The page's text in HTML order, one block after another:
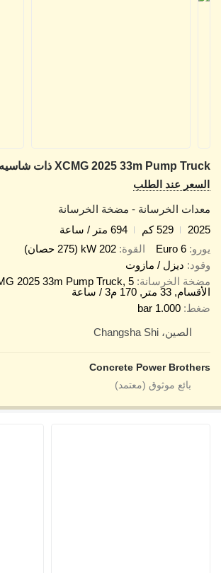
عند الطلب
الخرسانة - مضخة الخرسانة
529 كم
694 متر / ساعة
Euro 6 القوة
202 kW (275 حصان)
ديزل / مازوت
الخرسانة XCMG 2025 33m Pump Truck, 5
33 متر, 170 م3 / ساعة
1.000 bar
الصين، Changsha Shi
Concrete Power